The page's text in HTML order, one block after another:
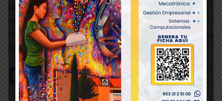
Instituto Tecnológico de Tlaxiaco
EXCELENCIA EN EDUCACIÓN TECNOLÓGICA®
EDUCACIÓN, CIENCIA Y TECNOLOGÍA, PROGRESO, DÍA
CON DÍA
Facebook
Twitter
WhatsApp